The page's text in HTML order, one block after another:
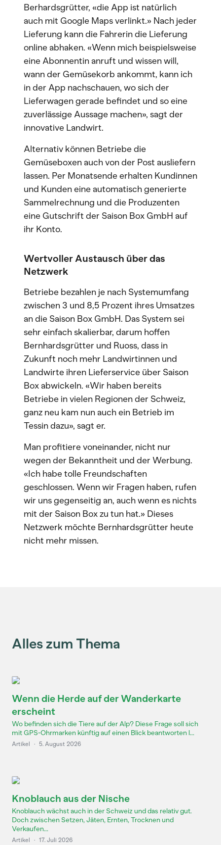
Berhardsgrütter, «die App ist natürlich
auch mit Google Maps verlinkt.» Nach jeder
Lieferung kann die Fahrerin die Lieferung
online abhaken. «Wenn mich beispielsweise
eine Abonnentin anruft und wissen will,
wann der Gemüsekorb ankommt, kann ich
in der App nachschauen, wo sich der
Lieferwagen gerade befindet und so eine
zuverlässige Aussage machen», sagt der
innovative Landwirt.
Alternativ können Betriebe die
Gemüseboxen auch von der Post ausliefern
lassen. Per Monatsende erhalten Kundinnen
und Kunden eine automatisch generierte
Sammelrechnung und die Produzenten
eine Gutschrift der Saison Box GmbH auf
ihr Konto.
Wertvoller Austausch über das
Netzwerk
Betriebe bezahlen je nach Systemumfang
zwischen 3 und 8,5 Prozent ihres Umsatzes
an die Saison Box GmbH. Das System sei
sehr einfach skalierbar, darum hoffen
Bernhardsgrütter und Ruoss, dass in
Zukunft noch mehr Landwirtinnen und
Landwirte ihren Lieferservice über Saison
Box abwickeln. «Wir haben bereits
Betriebe in vielen Regionen der Schweiz,
ganz neu kam nun auch ein Betrieb im
Tessin dazu», sagt er.
Man profitiere voneinander, nicht nur
wegen der Bekanntheit und der Werbung.
«Ich habe tolle Freundschaften
geschlossen. Wenn wir Fragen haben, rufen
wir uns gegenseitig an, auch wenn es nichts
mit der Saison Box zu tun hat.» Dieses
Netzwerk möchte Bernhardsgrütter heute
nicht mehr missen.
Alles zum Thema
Wenn die Herde auf der Wanderkarte
erscheint
Wo befinden sich die Tiere auf der Alp? Diese Frage soll sich
mit GPS-Ohrmarken künftig auf einen Blick beantworten l...
Artikel · 5. August 2026
Knoblauch aus der Nische
Knoblauch wächst auch in der Schweiz und das relativ gut.
Doch zwischen Setzen, Jäten, Ernten, Trocknen und
Verkaufen...
Artikel · 17. Juli 2026